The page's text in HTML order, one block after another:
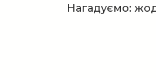
Нагадуємо: